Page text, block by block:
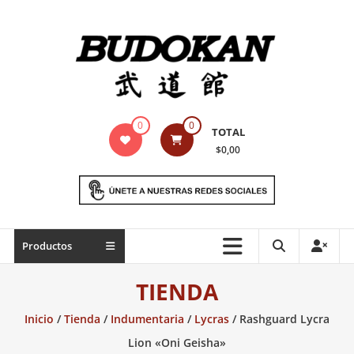
Indumentaria
marciales
Todo
necesario
de
0 0 TOTAL
$0,00
Productos
TIENDA
Inicio /Tienda / Indumentaria / Lycras/ Rashguard Lycra
Lion «Oni Geisha»